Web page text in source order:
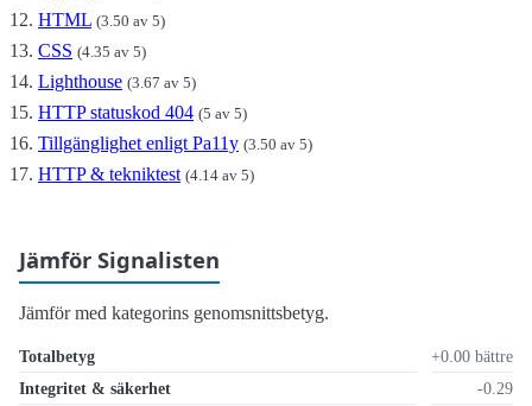
HTML (3.50 av 5)
CSS (4.35 av 5)
Lighthouse (3.67 av 5)
HTTP statuskod 404 (5 av 5)
Tillgänglighet enligt Pa11y (3.50 av 5)
HTTP & tekniktest (4.14 av 5)
Jämför Signalisten
Jämför med kategorins genomsnittsbetyg.
Totalbetyg
+0.00 bättre
Integritet & säkerhet
-0.29